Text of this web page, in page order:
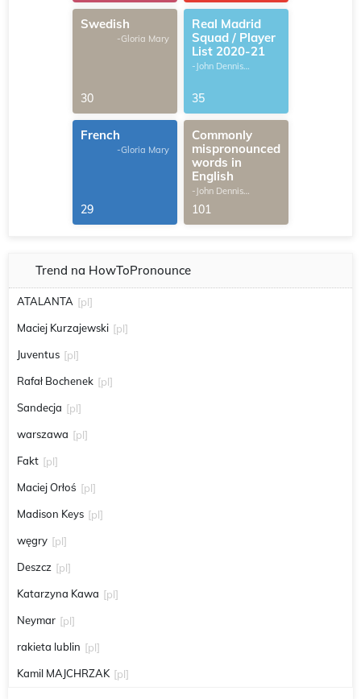
Swedish
-Gloria Mary
30
Real Madrid
Squad / Player
List 2020-21
-John Dennis
35
French
-Gloria Mary
29
Commonly
mispronounced
words in
English
-John Dennis
101
Trend na HowToPronounce
ATALANTA [pl]
Maciej Kurzajewski [pl]
Juventus [pl]
Rafał Bochenek [pl]
Sandecja [pl]
warszawa [pl]
Fakt [pl]
Maciej Orłoś [pl]
Madison Keys [pl]
węgry [pl]
Deszcz [pl]
Katarzyna Kawa [pl]
Neymar [pl]
rakieta lublin [pl]
Kamil MAJCHRZAK [pl]